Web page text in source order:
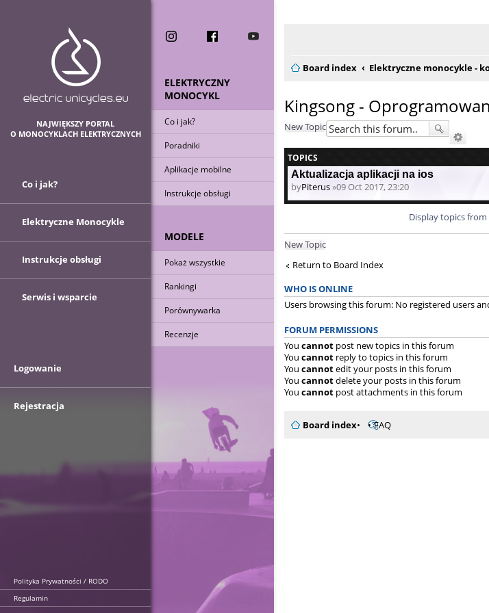
Board index Elektryczne monocykle -
Kingsong -
New Topic
TOPICS
Aktualizacja aplikacji na ios
byPiterus»09 Oct 2017, 23:20
Display topics
New Topic
Return to Board Index
WHO IS ONLINE
Users browsing this forum: No registered users
FORUM PERMISSIONS
You cannot post new topics in this forum
You cannot reply to topics in this forum
You cannotedit your posts in this forum
You cannotdelete your posts in this forum
You cannot post attachments in this forum
Board index FAQ
ELEKTRYCZNY
MONOCYKL
Co i jak?
Poradniki
Aplikacje mobilne
Instrukcje obsługi
MODELE
Pokaż wszystkie
Rankingi
Porównywarka
Recenzje
NAJWIĘKSZY PORTAL
O MONOCYKLACH ELEKTRYCZNYCH
Co i jak?
Elektryczne Monocykle
Instrukcje obsługi
Serwis i wsparcie
Logowanie
Rejestracja
Polityka Prywatności / RODO
Regulamin